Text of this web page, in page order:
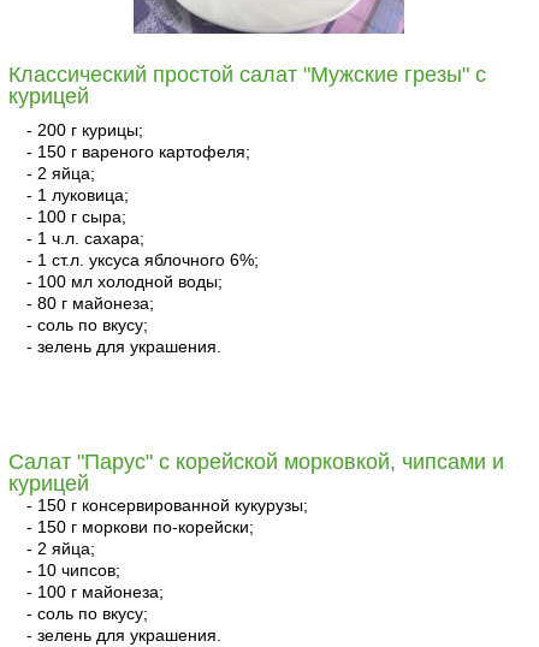
Классический простой салат "Мужские грезы" с
курицей
- 200 г курицы;
- 150 г вареного картофеля;
- 2 яйца;
- 1 луковица;
- 100 г сыра;
- 1 ч.л. сахара;
- 1 ст.л. уксуса яблочного 6%;
- 100 мл холодной воды;
- 80 г майонеза;
- соль по вкусу;
- зелень для украшения.
Салат "Парус" с корейской морковкой, чипсами и
курицей
- 150 г консервированной кукурузы;
- 150 г моркови по-корейски;
- 2 яйца;
- 10 чипсов;
- 100 г майонеза;
- соль по вкусу;
- зелень для украшения.